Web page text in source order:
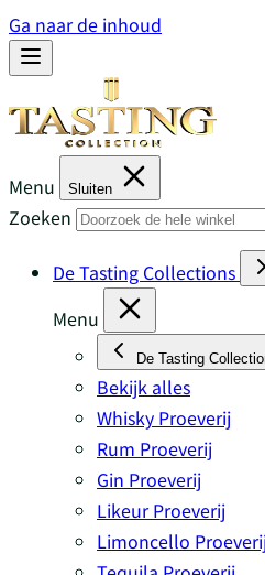
Ga naar de inhoud
Menu Sluiten
Zoeken
De Tasting Collections
Menu
De Tasting
Bekijk alles
Whisky Proeverij
Rum Proeverij
Gin Proeverij
Likeur Proeverij
Limoncello